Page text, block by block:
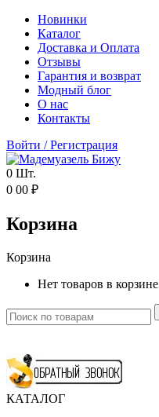
Новинки
Каталог
Доставка и Оплата
Отзывы
Гарантия и возврат
Модный блог
О нас
Контакты
Войти /Регистрация
0 Шт.
0 00 ₽
Корзина
Корзина
Нет товаров в корзине
КАТАЛОГ